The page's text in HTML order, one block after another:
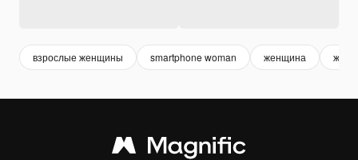
взрослые женщины smartphone woman женщина